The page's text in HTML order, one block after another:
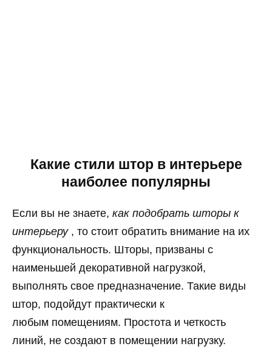
Какие стили штор в интерьере
наиболее популярны
Если вы не знаете, как подобрать шторы к
интерьеру, то стоит обратить внимание на их
функциональность. Шторы, призваны с
наименьшей декоративной нагрузкой,
выполнять свое предназначение. Такие виды
штор, подойдут практически к
любым помещениям. Простота и четкость
линий, не создают в помещении нагрузку.